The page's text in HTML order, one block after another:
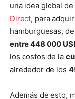
una idea global
Direct, para
hamburguesas,
entre 448 000
los costos de la
alrededor de los
Además de esto,